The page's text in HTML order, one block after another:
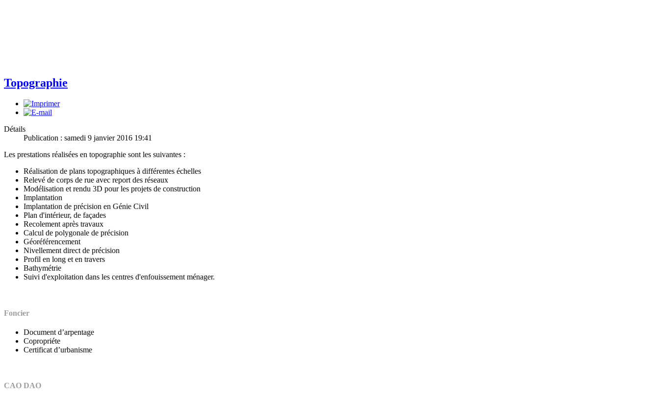
Topographie
Détails
Publication : samedi 9 janvier 2016 19:41
Les prestations réalisées en topographie sont les suivantes :
Réalisation de plans topographiques à différentes échelles
Relevé de corps de rue avec report des réseaux
Modélisation et rendu 3D pour les projets de construction
Implantation
Implantation de précision en Génie Civil
Plan d'intérieur, de façades
Recolement après travaux
Calcul de polygonale de précision
Géoréférencement
Nivellement direct de précision
Profil en long et en travers
Bathymétrie
Suivi d'exploitation dans les centres d'enfouissement ménager.
Foncier
Document d’arpentage
Copropriéte
Certificat d’urbanisme
CAO DAO